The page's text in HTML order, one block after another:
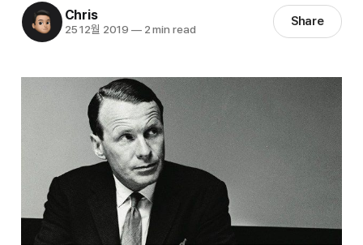
Chris
25 12월 2019 —2 min read
Share